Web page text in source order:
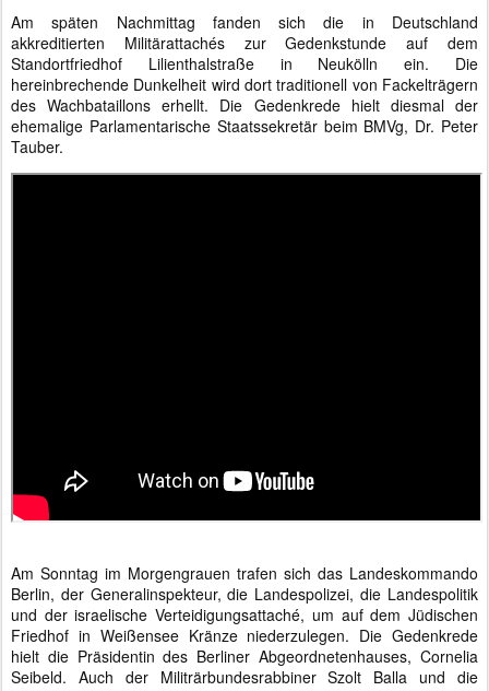
Am späten Nachmittag fanden sich die in Deutschland
akkreditierten Militärattachés zur Gedenkstunde auf dem
Standortfriedhof Lilienthalstraße in Neukölln ein. Die
hereinbrechende Dunkelheit wird dort traditionell von Fackelträgern
des Wachbataillons erhellt. Die Gedenkrede hielt diesmal der
ehemalige Parlamentarische Staatssekretär beim BMVg, Dr. Peter
Tauber.
Am Sonntag im Morgengrauen trafen sich das Landeskommando
Berlin, der Generalinspekteur, die Landespolizei, die Landespolitik
und der israelische Verteidigungsattaché, um auf dem Jüdischen
Friedhof in Weißensee Kränze niederzulegen. Die Gedenkrede
hielt die Präsidentin des Berliner Abgeordnetenhauses, Cornelia
Seibeld. Auch der Militrärbundesrabbiner Szolt Balla und die